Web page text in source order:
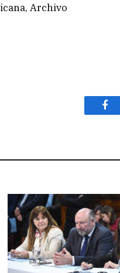
Archivo